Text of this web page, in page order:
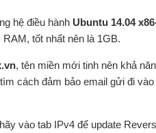
hệ điều hành Ubuntu 14.04
tốt nhất nên là 1GB.
, tên miền mới tinh nên khả
cách đảm bảo email gửi đi
vào tab IPv4 để update